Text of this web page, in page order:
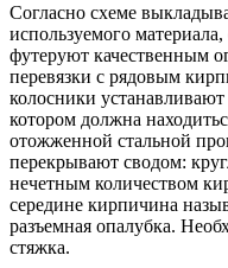
Согласно схеме
используемого
футеруют качественным
перевязки с рядовым
колосники
котором должна
отожженной стальной
перекрывают сводом:
нечетным количеством
середине кирпичина
разъемная опалубка.
стяжка.